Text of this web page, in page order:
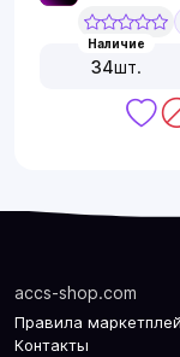
Наличие
34шт.
accs-shop.com
Правила
Контакты